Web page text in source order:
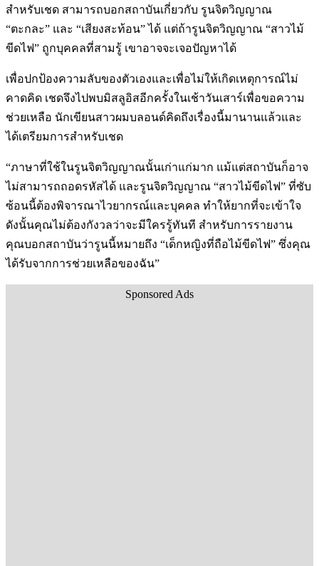
สำหรับเชด สามารถบอกสถาบันเกี่ยวกับ รูนจิตวิญญาณ
“ตะกละ” และ “เสียงสะท้อน” ได้ แต่ถ้ารูนจิตวิญญาณ “สาวไม้
ขีดไฟ” ถูกบุคคลที่สามรู้ เขาอาจจะเจอปัญหาได้
เพื่อปกป้องความลับของตัวเองและเพื่อไม่ให้เกิดเหตุการณ์ไม่
คาดคิด เชดจึงไปพบมิสลูอิสอีกครั้งในเช้าวันเสาร์เพื่อขอความ
ช่วยเหลือ นักเขียนสาวผมบลอนด์คิดถึงเรื่องนี้มานานแล้วและ
ได้เตรียมการสำหรับเชด
“ภาษาที่ใช้ในรูนจิตวิญญาณนั้นเก่าแก่มาก แม้แต่สถาบันก็อาจ
ไม่สามารถถอดรหัสได้ และรูนจิตวิญญาณ “สาวไม้ขีดไฟ” ที่ซับ
ซ้อนนี้ต้องพิจารณาไวยากรณ์และบุคคล ทำให้ยากที่จะเข้าใจ
ดังนั้นคุณไม่ต้องกังวลว่าจะมีใครรู้ทันที สำหรับการรายงาน
คุณบอกสถาบันว่ารูนนี้หมายถึง “เด็กหญิงที่ถือไม้ขีดไฟ” ซึ่งคุณ
ได้รับจากการช่วยเหลือของฉัน”
Sponsored Ads